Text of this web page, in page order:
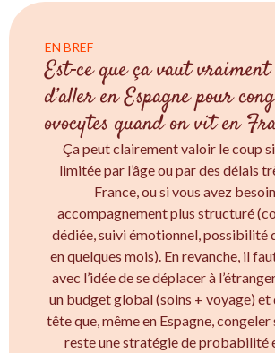
EN BREF
Est‑ce que ça vaut
d’aller en Espagne pour
ovocytes quand on vit en
Ça peut clairement valoir le coup
limitée par l’âge ou par des délais
France, ou si vous avez besoin
accompagnement plus structuré
dédiée, suivi émotionnel, possibilité
en quelques mois). En revanche, il
avec l’idée de se déplacer à
un budget global (soins + voyage) et
tête que, même en Espagne,
reste une stratégie de probabilité